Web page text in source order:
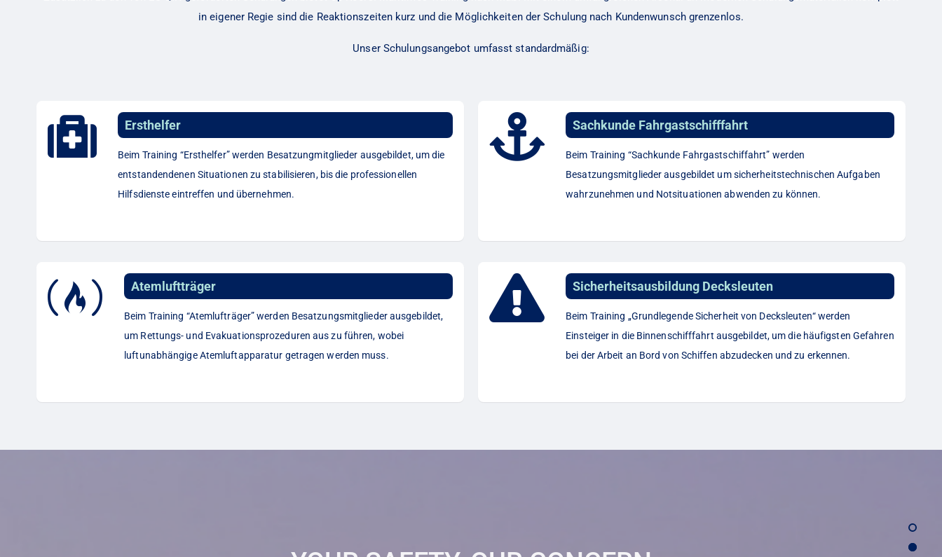
in eigener Regie sind die Reaktionszeiten kurz und die Möglichkeiten der Schulung nach Kundenwunsch grenzenlos.
Unser Schulungsangebot umfasst standardmäßig:
Ersthelfer
Beim Training “Ersthelfer” werden Besatzungmitglieder ausgebildet, um die
entstandendenen Situationen zu stabilisieren, bis die professionellen
Hilfsdienste eintreffen und übernehmen.
Sachkunde Fahrgastschifffahrt
Beim Training “Sachkunde Fahrgastschiffahrt” werden
Besatzungsmitglieder ausgebildet um sicherheitstechnischen Aufgaben
wahrzunehmen und Notsituationen abwenden zu können.
Atemluftträger
Beim Training “Atemlufträger” werden Besatzungsmitglieder ausgebildet,
um Rettungs- und Evakuationsprozeduren aus zu führen, wobei
luftunabhängige Atemluftapparatur getragen werden muss.
Sicherheitsausbildung Decksleuten
Beim Training „Grundlegende Sicherheit von Decksleuten“ werden
Einsteiger in die Binnenschifffahrt ausgebildet, um die häufigsten Gefahren
bei der Arbeit an Bord von Schiffen abzudecken und zu erkennen.